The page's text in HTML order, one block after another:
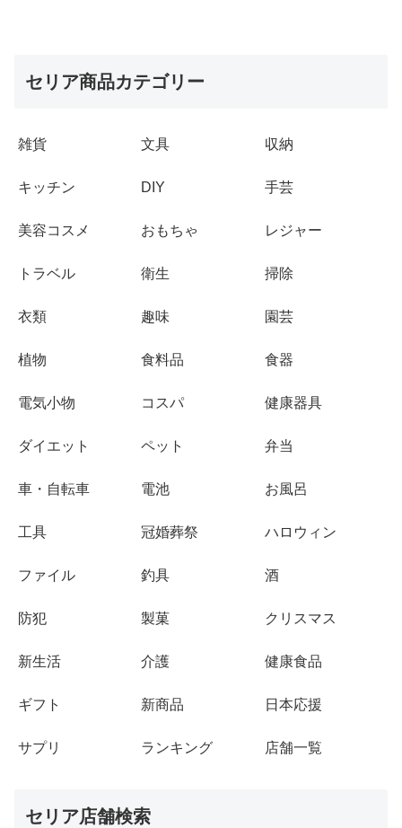
セリア商品カテゴリー
雑貨 文具 収納
キッチン DIY 手芸
美容コスメ おもちゃ レジャー
トラベル 衛生 掃除
衣類 趣味 園芸
植物 食料品 食器
電気小物 コスパ 健康器具
ダイエット ペット 弁当
車・自転車 電池 お風呂
工具 冠婚葬祭 ハロウィン
ファイル 釣具 酒
防犯 製菓 クリスマス
新生活 介護 健康食品
ギフト 新商品 日本応援
サプリ ランキング 店舗一覧
セリア店舗検索